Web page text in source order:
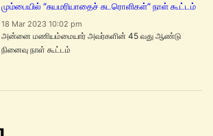
மும்பையில் “சுயமரியாதைச் சுடரொளிகள்” நாள் கூட்டம்
18 Mar 2023 10:02 pm
அன்னை மணியம்மையார் அவர்களின் 45 வது ஆண்டு
நினைவு நாள் கூட்டம்